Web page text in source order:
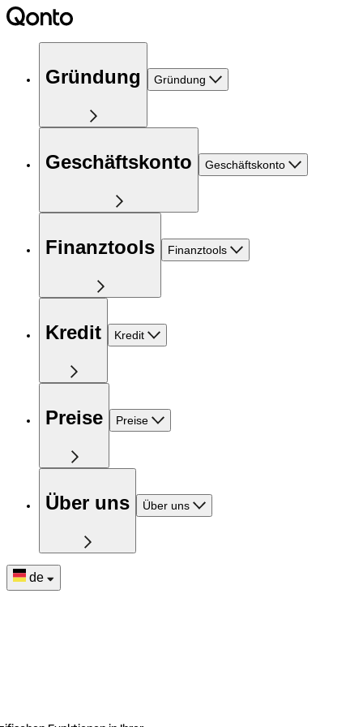
Gründung Gründung
Geschäftskonto Geschäftskonto
Finanztools Finanztools
Kredit Kredit
Preise Preise
Über uns Über uns
de